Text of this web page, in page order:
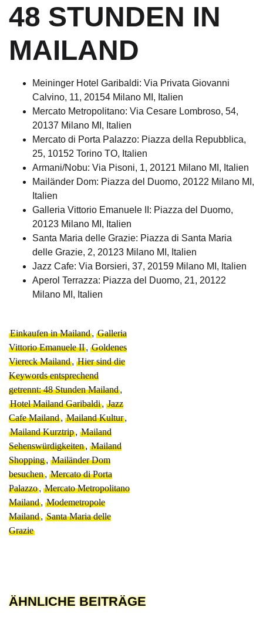
48 STUNDEN IN
MAILAND
Meininger Hotel Garibaldi: Via Privata Giovanni
Calvino, 11, 20154 Milano MI, Italien
Mercato Metropolitano: Via Cesare Lombroso, 54,
20137 Milano MI, Italien
Mercato di Porta Palazzo: Piazza della Repubblica,
25, 10152 Torino TO, Italien
Armani/Nobu: Via Pisoni, 1, 20121 Milano MI, Italien
Mailänder Dom: Piazza del Duomo, 20122 Milano MI,
Italien
Galleria Vittorio Emanuele II: Piazza del Duomo,
20123 Milano MI, Italien
Santa Maria delle Grazie: Piazza di Santa Maria
delle Grazie, 2, 20123 Milano MI, Italien
Jazz Cafe: Via Borsieri, 37, 20159 Milano MI, Italien
Aperol Terrazza: Piazza del Duomo, 21, 20122
Milano MI, Italien
Einkaufen in Mailand, Galleria
Vittorio Emanuele II, Goldenes
Viereck Mailand, Hier sind die
Keywords entsprechend
getrennt: 48 Stunden Mailand,
Hotel Mailand Garibaldi, Jazz
Cafe Mailand, Mailand Kultur,
Mailand Kurztrip, Mailand
Sehenswürdigkeiten, Mailand
Shopping, Mailänder Dom
besuchen, Mercato di Porta
Palazzo, Mercato Metropolitano
Mailand, Modemetropole
Mailand, Santa Maria delle
Grazie
ÄHNLICHE BEITRÄGE